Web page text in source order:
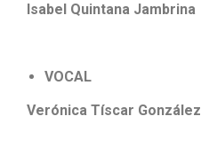
Isabel Quintana Jambrina
VOCAL
Verónica Tíscar González